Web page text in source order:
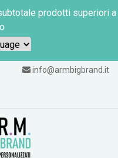
prodotti superiori a
by
info@armbigbrand.it